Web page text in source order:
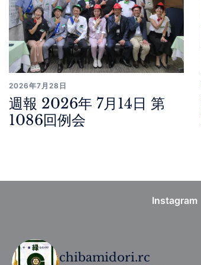
2026年7月28日
週報 2026年 7月14日 第
1086回例会
Instagram
chibamidori.rc